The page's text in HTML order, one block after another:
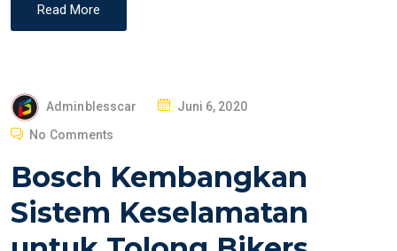
Read More
Adminblesscar
T
D
O
Juni 6, 2020
No Comments
Bosch Kembangkan
Sistem Keselamatan